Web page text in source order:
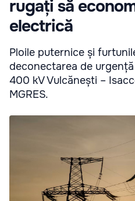
rugați să
electrică
Ploile puternice și
deconectarea de
400 kV Vulcănești –
MGRES.